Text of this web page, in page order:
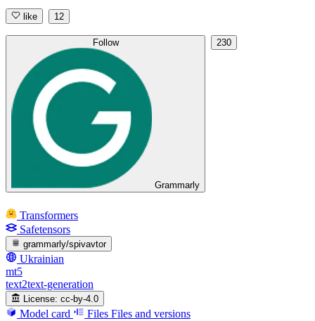
like 12
Follow
Grammarly
230
Transformers
Safetensors
grammarly/spivavtor
Ukrainian
mt5
text2text-generation
License: cc-by-4.0
Model card Files Files and versions